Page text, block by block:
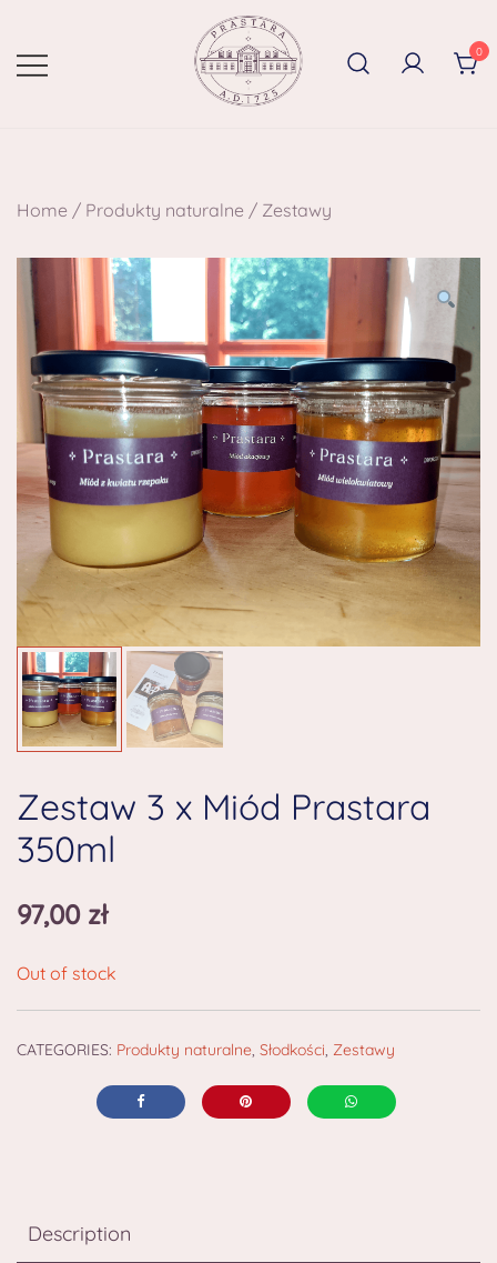
0
Home / Produkty naturalne / Zestawy
Zestaw 3 x Miód Prastara
350ml
97,00 zł
Out of stock
CATEGORIES: Produkty naturalne, Słodkości, Zestawy
Description